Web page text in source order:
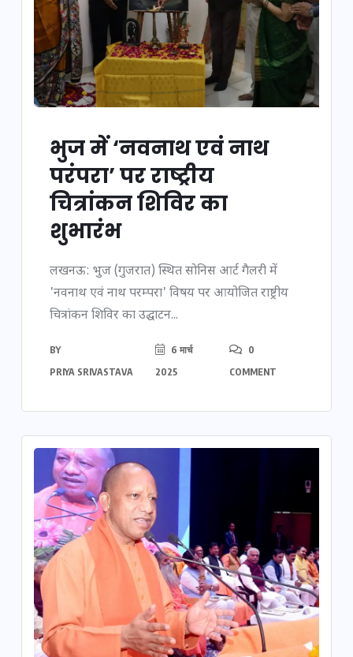
भुज में ‘नवनाथ एवं नाथ
परंपरा’ पर राष्ट्रीय
चित्रांकन शिविर का
शुभारंभ
लखनऊ: भुज (गुजरात) स्थित सोनिस आर्ट गैलरी में
'नवनाथ एवं नाथ परम्परा' विषय पर आयोजित राष्ट्रीय
चित्रांकन शिविर का उद्घाटन...
BY
PRIYA SRIVASTAVA
6 मार्च
2025
0
COMMENT